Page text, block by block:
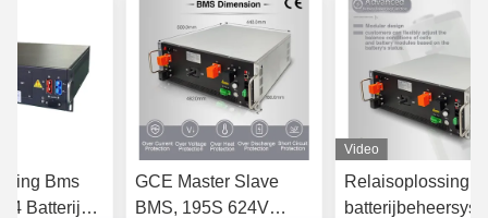
Bms
Batterij
GCE Master Slave
BMS, 195S 624V
Video
Relaisoplossing